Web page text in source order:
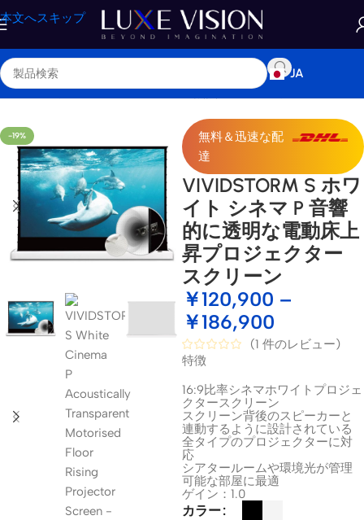
本文へスキップ
JA
ロジェクタースクリーン/標準 / 長焦点プロジェクタースクリーン
-19%
無料＆迅速な配
達
VIVIDSTORM S ホワ
イト シネマ P 音響
的に透明な電動床上
昇プロジェクター
スクリーン
￥120,900 –
￥186,900
(1 件のレビュー)
特徴
16:9比率シネマホワイトプロジェ
クタースクリーン
スクリーン背後のスピーカーと
連動するように設計されている
全タイプのプロジェクターに対
応
シアタールームや環境光が管理
可能な部屋に最適
ゲイン：1.0
カラー